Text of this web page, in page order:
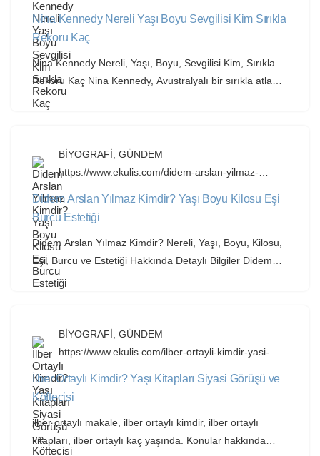
(yaklaşık 5 ft 3 in). Bu boy, Hollywood […]
boyu-sevgilisi-kim-sirikla-rekoru-kac.html
Nina Kennedy Nereli Yaşı Boyu Sevgilisi Kim Sırıkla
Rekoru Kaç
Nina Kennedy Nereli, Yaşı, Boyu, Sevgilisi Kim, Sırıkla
Rekoru Kaç Nina Kennedy, Avustralyalı bir sırıkla atlama
atleti olup, 2023 Dünya Şampiyonası’nda altın madalya
yükselen bir isim olarak, Nina Kennedy rekor
dereceleriyle dikkat çekmektedir. Nina Kennedy Nereli?
Nina Kennedy, Avustralya’nın Busselton şehrinde
doğmuş […]
BİYOGRAFİ GÜNDEM
https://www.ekulis.com/didem-arslan-yilmaz-
kimdir-yasi-boyu-kilosu-esi-burcu-estetigi.html
Didem Arslan Yılmaz Kimdir? Yaşı Boyu Kilosu Eşi
Burcu Estetiği
Didem Arslan Yılmaz Kimdir? Nereli, Yaşı, Boyu, Kilosu,
Eşi, Burcu ve Estetiği Hakkında Detaylı Bilgiler Didem
Arslan Yılmaz kimdir? Ekranların deneyimli haber spikeri
gelip İstanbul’da büyüyen, Oğlak burcunun disiplinli
temsilcisi. Boyu, kilosu, eşi Kürşat Yılmaz ve kızı Mina ile
[…]
BİYOGRAFİ GÜNDEM
https://www.ekulis.com/ilber-ortayli-kimdir-yasi-
kitaplari-siyasi-gorusu-ve-koftecisi.html
İlber Ortaylı Kimdir? Yaşı Kitapları Siyasi Görüşü ve
Köftecisi
ilber ortaylı makale, ilber ortaylı kimdir, ilber ortaylı
kitapları, ilber ortaylı kaç yaşında. Konular hakkında